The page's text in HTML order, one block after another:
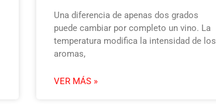
Una diferencia de apenas dos grados
puede cambiar por completo un vino. La
temperatura modifica la intensidad de los
aromas,
VER MÁS »